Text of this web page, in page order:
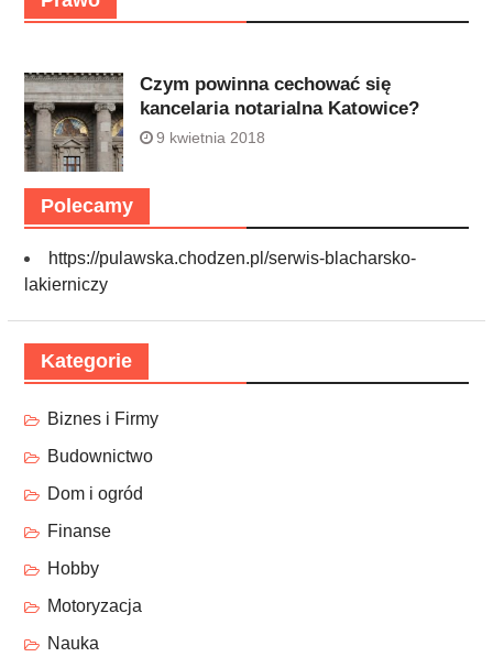
Czym powinna cechować się
kancelaria notarialna Katowice?
9 kwietnia 2018
Polecamy
https://pulawska.chodzen.pl/serwis-blacharsko-
lakierniczy
Kategorie
Biznes i Firmy
Budownictwo
Dom i ogród
Finanse
Hobby
Motoryzacja
Nauka